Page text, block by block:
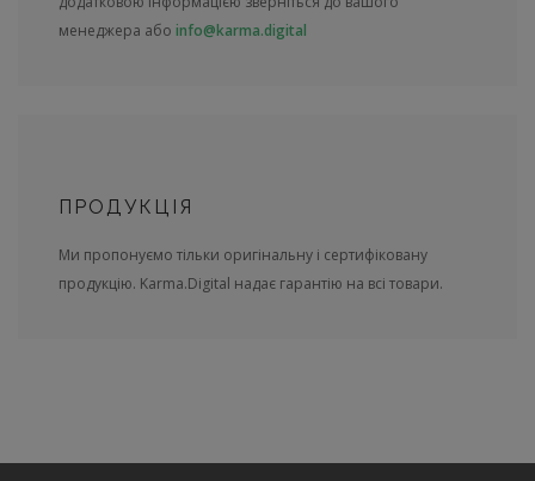
менеджера або info@karma.digital
ПРОДУКЦІЯ
Ми пропонуємо тільки оригінальну і сертифіковану
продукцію. Karma.Digital надає гарантію на всі товари.